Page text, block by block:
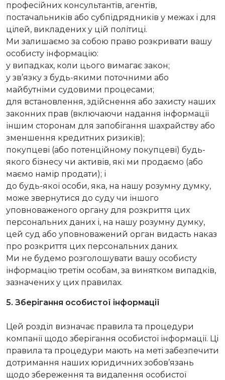
професійних консультантів, агентів,
постачальників або субпідрядників у межах і для
цілей, викладених у цій політиці.
Ми залишаємо за собою право розкривати вашу
особисту інформацію:
у випадках, коли цього вимагає закон;
у зв’язку з будь-якими поточними або
майбутніми судовими процесами;
для встановлення, здійснення або захисту наших
законних прав (включаючи надання інформації
іншим сторонам для запобігання шахрайству або
зменшення кредитних ризиків);
покупцеві (або потенційному покупцеві) будь-
якого бізнесу чи активів, які ми продаємо (або
маємо намір продати); і
до будь-якої особи, яка, на нашу розумну думку,
може звернутися до суду чи іншого
уповноваженого органу для розкриття цих
персональних даних і, на нашу розумну думку,
цей суд або уповноважений орган видасть наказ
про розкриття цих персональних даних.
Ми не будемо розголошувати вашу особисту
інформацію третім особам, за винятком випадків,
зазначених у цих правилах.
5. Зберігання особистої інформації
Цей розділ визначає правила та процедури
компанії щодо зберігання особистої інформації. Ці
правила та процедури мають на меті забезпечити
дотримання наших юридичних зобов’язань
щодо збереження та видалення особистої